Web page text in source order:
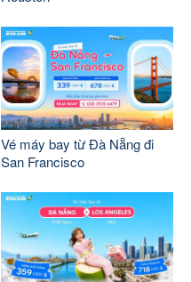
Vé máy bay từ Đà Nẵng đi
San Francisco